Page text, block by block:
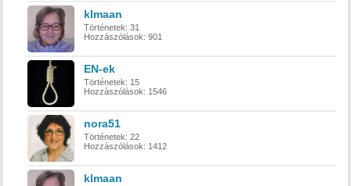
klmaan
Történetek: 31
Hozzászólások: 901
EN-ek
Történetek: 15
Hozzászólások: 1546
nora51
Történetek: 22
Hozzászólások: 1412
klmaan